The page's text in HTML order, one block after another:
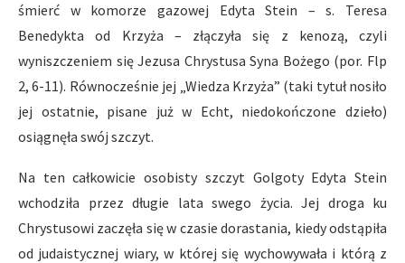
śmierć w komorze gazowej Edyta Stein – s. Teresa
Benedykta od Krzyża – złączyła się z kenozą, czyli
wyniszczeniem się Jezusa Chrystusa Syna Bożego (por. Flp
2, 6-11). Równocześnie jej „Wiedza Krzyża” (taki tytuł nosiło
jej ostatnie, pisane już w Echt, niedokończone dzieło)
osiągnęła swój szczyt.
Na ten całkowicie osobisty szczyt Golgoty Edyta Stein
wchodziła przez długie lata swego życia. Jej droga ku
Chrystusowi zaczęła się w czasie dorastania, kiedy odstąpiła
od judaistycznej wiary, w której się wychowywała i którą z